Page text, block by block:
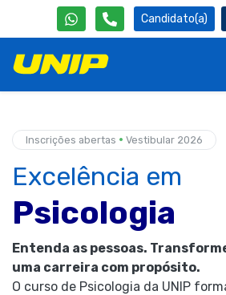
Candidato(a)
Inscrições abertas • Vestibular 2026
Excelência em
Psicologia
Entenda as pessoas.
uma carreira com propósito.
O curso de Psicologia da UNIP